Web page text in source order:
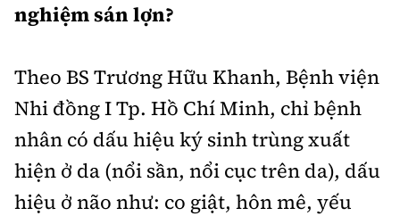
nghiệm sán lợn?
Theo BS Trương Hữu Khanh, Bệnh viện
Nhi đồng I Tp. Hồ Chí Minh, chỉ bệnh
nhân có dấu hiệu ký sinh trùng xuất
hiện ở da (nổi sần, nổi cục trên da), dấu
hiệu ở não như: co giật, hôn mê, yếu